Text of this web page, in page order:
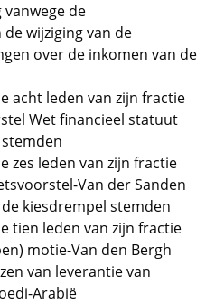
vanwege de
wijziging van de
over de inkomen van de
acht leden van zijn fractie
Wet financieel statuut
zes leden van zijn fractie
Van der Sanden
kiesdrempel stemden
tien leden van zijn fractie
motie-Van den Bergh
van leverantie van
Arabië